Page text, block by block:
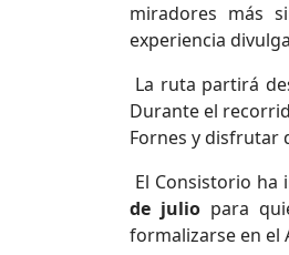
miradores más
experiencia
La ruta partirá
Durante el
Fornes y disfrutar
El Consistorio
de juliopara
formalizarse en el